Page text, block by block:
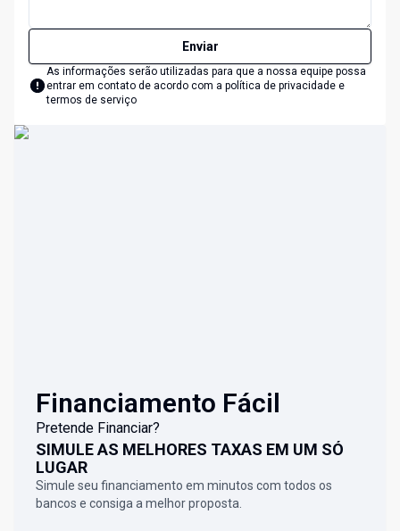
Enviar
As informações serão utilizadas para que a nossa equipe possa
entrar em contato de acordo com a política de privacidade e
termos de serviço
Financiamento Fácil
Pretende Financiar?
SIMULE AS MELHORES TAXAS EM UM SÓ
LUGAR
Simule seu financiamento em minutos com todos os
bancos e consiga a melhor proposta.